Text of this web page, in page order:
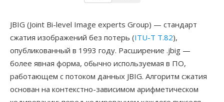
JBIG (Joint Bi-level Image experts Group) — стандарт
сжатия изображений без потерь (ITU-T T.82),
опубликованный в 1993 году. Расширение .jbig —
более явная форма, обычно используемая в ПО,
работающем с потоком данных JBIG. Алгоритм сжатия
основан на контекстно-зависимом арифметическом